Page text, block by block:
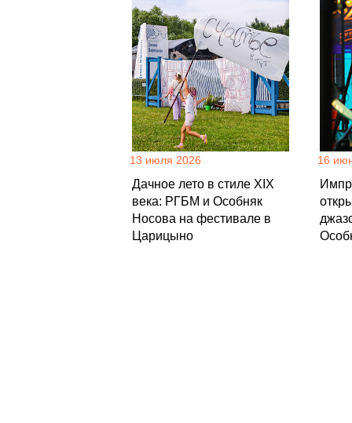
13 июля 2026
Дачное лето в стиле XIX
века: РГБМ и Особняк
Носова на фестивале в
Царицыно
16